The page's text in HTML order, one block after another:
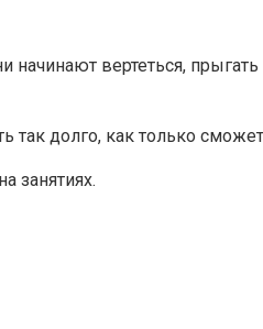
вертеться, прыгать
так долго, как только
занятиях.